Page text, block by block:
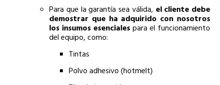
Para que la garantía sea válida, el cliente debe
demostrar que ha adquirido con nosotros
los insumos esencialespara el funcionamiento
del equipo, como:
Tintas
Polvo adhesivo (hotmelt)